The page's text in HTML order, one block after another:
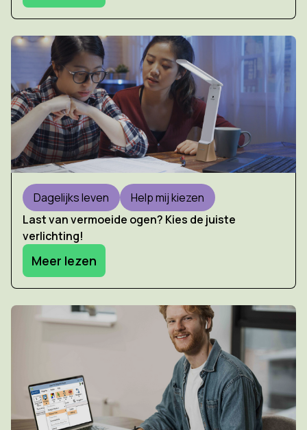
Dagelijks leven
Help mij kiezen
Last van vermoeide ogen? Kies de juiste
verlichting!
Meer lezen